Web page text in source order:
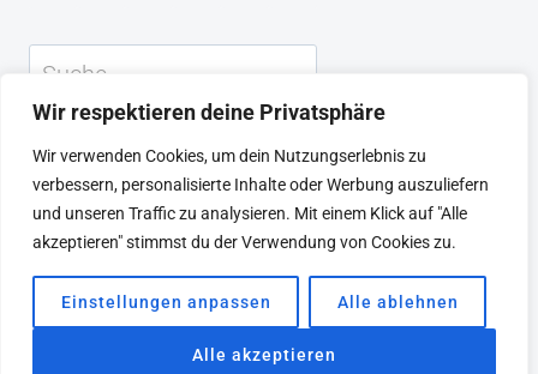
Wir respektieren deine Privatsphäre
Wir verwenden Cookies, um dein Nutzungserlebnis zu
verbessern, personalisierte Inhalte oder Werbung auszuliefern
und unseren Traffic zu analysieren. Mit einem Klick auf "Alle
akzeptieren" stimmst du der Verwendung von Cookies zu.
Einstellungen anpassen Alle ablehnen
Alle akzeptieren
Suchen
KEYNOTE BEIRAT
CTRL+ALT+LEAD
MEINE ARTIKEL
BUCHEMPFEHLUNGEN
PODCAST
KONTAKT
SEBASTIAN
IMPRESSUM
DATENSCHUTZERKLÄRUNG
© 2026 SEBASTIAN WINKLER